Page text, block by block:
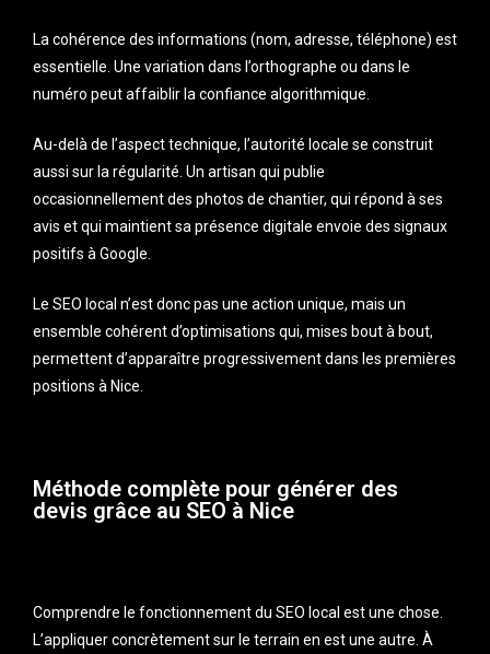
La cohérence des informations (nom, adresse, téléphone) est
essentielle. Une variation dans l’orthographe ou dans le
numéro peut affaiblir la confiance algorithmique.
Au-delà de l’aspect technique, l’autorité locale se construit
aussi sur la régularité. Un artisan qui publie
occasionnellement des photos de chantier, qui répond à ses
avis et qui maintient sa présence digitale envoie des signaux
positifs à Google.
Le SEO local n’est donc pas une action unique, mais un
ensemble cohérent d’optimisations qui, mises bout à bout,
permettent d’apparaître progressivement dans les premières
positions à Nice.
Méthode complète pour générer des
devis grâce au SEO à Nice
Comprendre le fonctionnement du SEO local est une chose.
L’appliquer concrètement sur le terrain en est une autre. À